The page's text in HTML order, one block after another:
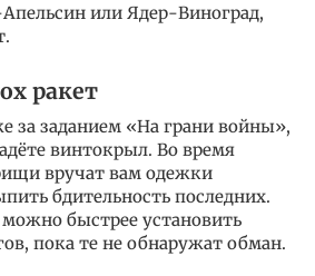
или Ядер-Виноград,
ракет
за заданием «На грани войны»,
винтокрыл. Во время
вручат вам одежки
бдительность последних.
быстрее установить
пока те не обнаружат обман.